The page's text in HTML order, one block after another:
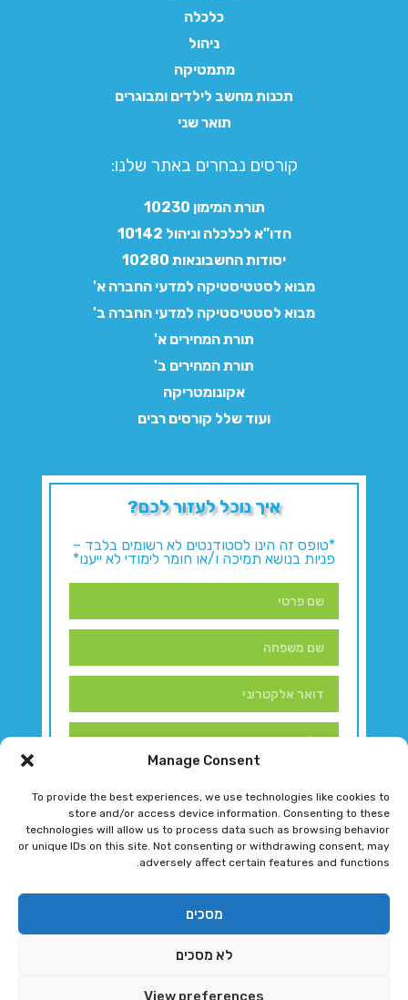
Manage Consent
To provide the best experiences, we use technologies like cookies to
store and/or access device information. Consenting to these
technologies will allow us to process data such as browsing behavior
or unique IDs on this site. Not consenting or withdrawing consent, may
adversely affect certain features and functions.
מסכים
לא מסכים
View preferences
כלכלה
ניהול
מתמטיקה
תכנות מחשב לילדים ומבוגרים
תואר שני
קורסים נבחרים באתר שלנו:​
תורת המימון 10230
חדו"א לכלכלה וניהול 10142
יסודות החשבונאות 10280
מבוא לסטטיסטיקה למדעי החברה א'
מבוא לסטטיסטיקה למדעי החברה ב'
תורת המחירים א'
תורת המחירים ב'
אקונומטריקה
ועוד שלל קורסים רבים
איך נוכל לעזור לכם?
*טופס זה הינו לסטודנטים לא רשומים בלבד –
פניות בנושא תמיכה ו/או חומר לימודי לא ייענו*